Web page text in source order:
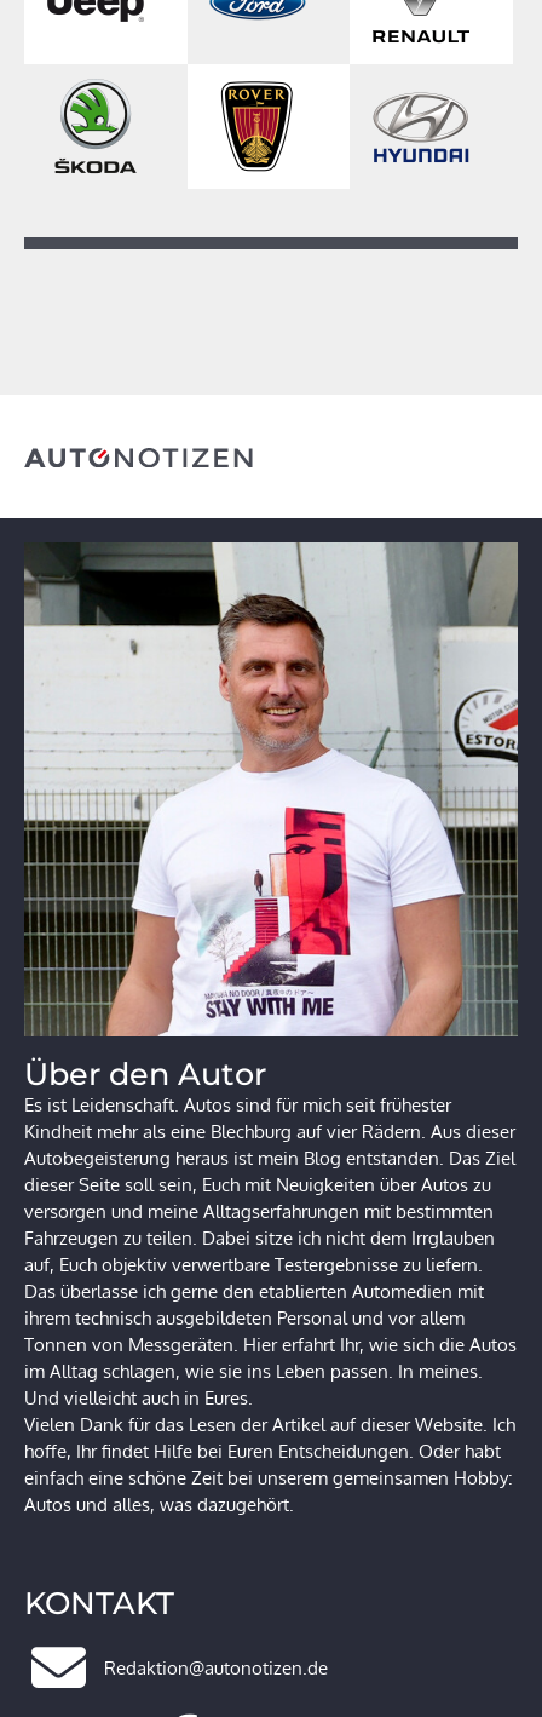
Über den Autor
Es ist Leidenschaft. Autos sind für mich seit frühester
Kindheit mehr als eine Blechburg auf vier Rädern. Aus dieser
Autobegeisterung heraus ist mein Blog entstanden. Das Ziel
dieser Seite soll sein, Euch mit Neuigkeiten über Autos zu
versorgen und meine Alltagserfahrungen mit bestimmten
Fahrzeugen zu teilen. Dabei sitze ich nicht dem Irrglauben
auf, Euch objektiv verwertbare Testergebnisse zu liefern.
Das überlasse ich gerne den etablierten Automedien mit
ihrem technisch ausgebildeten Personal und vor allem
Tonnen von Messgeräten. Hier erfahrt Ihr, wie sich die Autos
im Alltag schlagen, wie sie ins Leben passen. In meines.
Und vielleicht auch in Eures.
Vielen Dank für das Lesen der Artikel auf dieser Website. Ich
hoffe, Ihr findet Hilfe bei Euren Entscheidungen. Oder habt
einfach eine schöne Zeit bei unserem gemeinsamen Hobby:
Autos und alles, was dazugehört.
KONTAKT
Redaktion@autonotizen.de